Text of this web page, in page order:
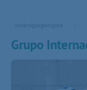
Grupo